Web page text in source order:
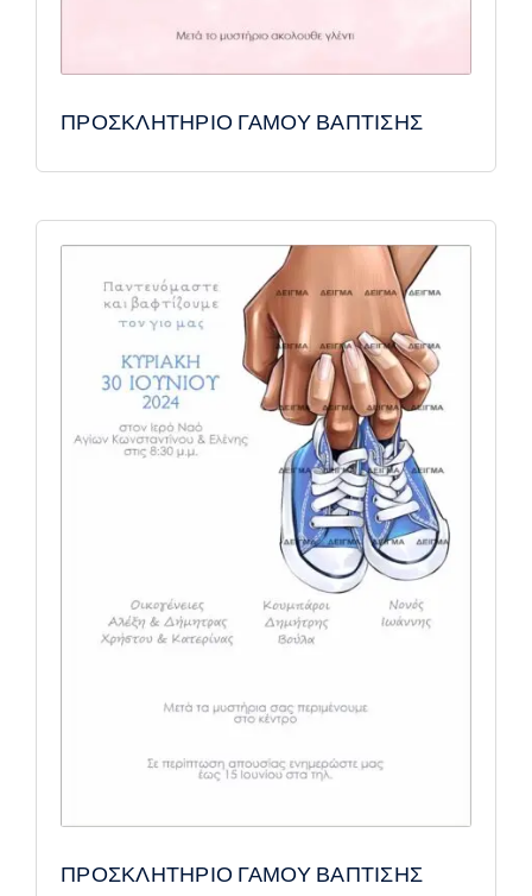
ΠΡΟΣΚΛΗΤΗΡΙΟ ΓΑΜΟΥ ΒΑΠΤΙΣΗΣ
ΠΡΟΣΚΛΗΤΗΡΙΟ ΓΑΜΟΥ ΒΑΠΤΙΣΗΣ